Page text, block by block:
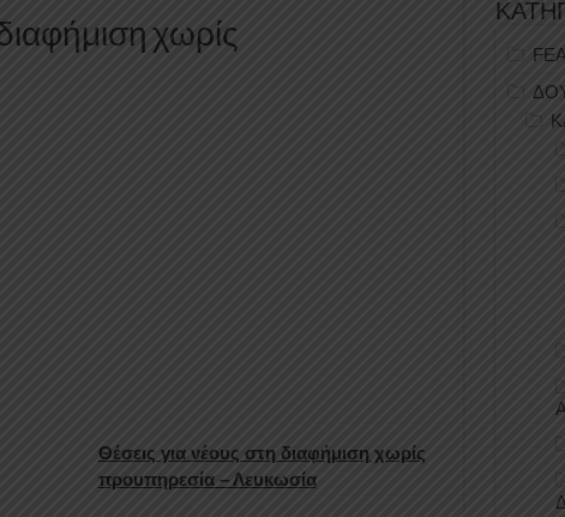
χωρίς
Θέσεις για νέους στη διαφήμιση χωρίς
προυπηρεσία – Λευκωσία